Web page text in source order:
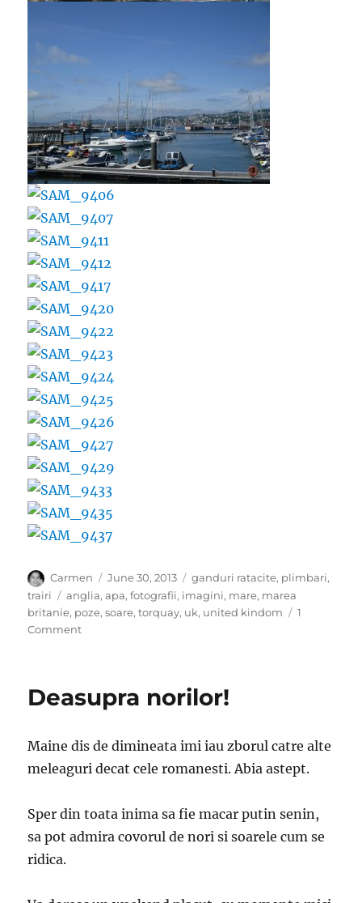
Author
Carmen
Posted
on
June 30, 2013 Categories
ganduri ratacite, plimbari,
trairi
Tags
anglia,apa,fotografii, imagini, mare, marea
britanie, poze,soare,torquay, uk, united kindom
1
Commenton
Kindom
Deasupra norilor!
Maine dis de dimineata imi iau zborul catre alte
meleaguri decat cele romanesti. Abia astept.
Sper din toata inima sa fie macar putin senin,
sa pot admira covorul de nori si soarele cum se
ridica.